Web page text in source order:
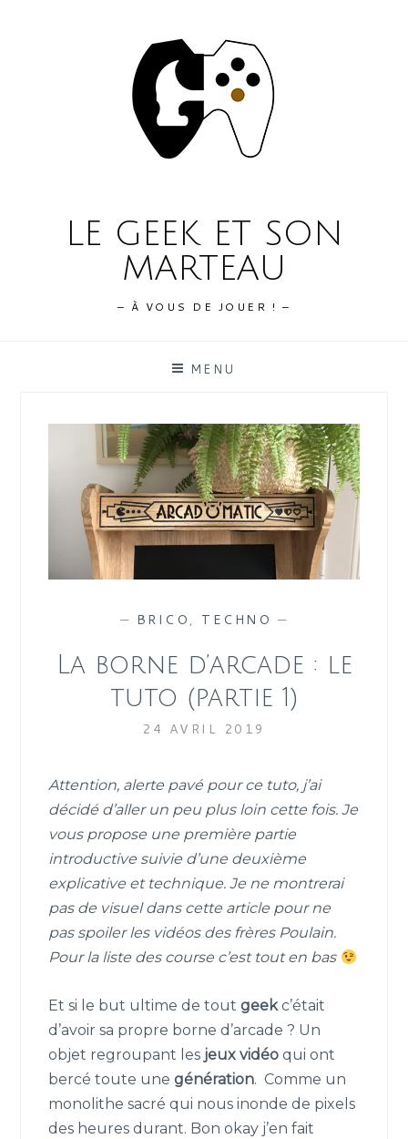
LE GEEK ET SON
MARTEAU
– À VOUS DE JOUER ! –
MENU
— BRICO , TECHNO —
La borne d’arcade : le
tuto (partie 1)
24 AVRIL 2019
Attention, alerte pavé pour ce tuto, j’ai
décidé d’aller un peu plus loin cette fois. Je
vous propose une première partie
introductive suivie d’une deuxième
explicative et technique. Je ne montrerai
pas de visuel dans cette article pour ne
pas spoiler les vidéos des frères Poulain.
Pour la liste des course c’est tout en bas
Et si le but ultime de toutgeekc’était
d’avoir sa propre borne d’arcade ? Un
objet regroupant les jeux vidéo qui ont
bercé toute unegénération. Comme un
monolithe sacré qui nous inonde de pixels
des heures durant. Bon okay j’en fait